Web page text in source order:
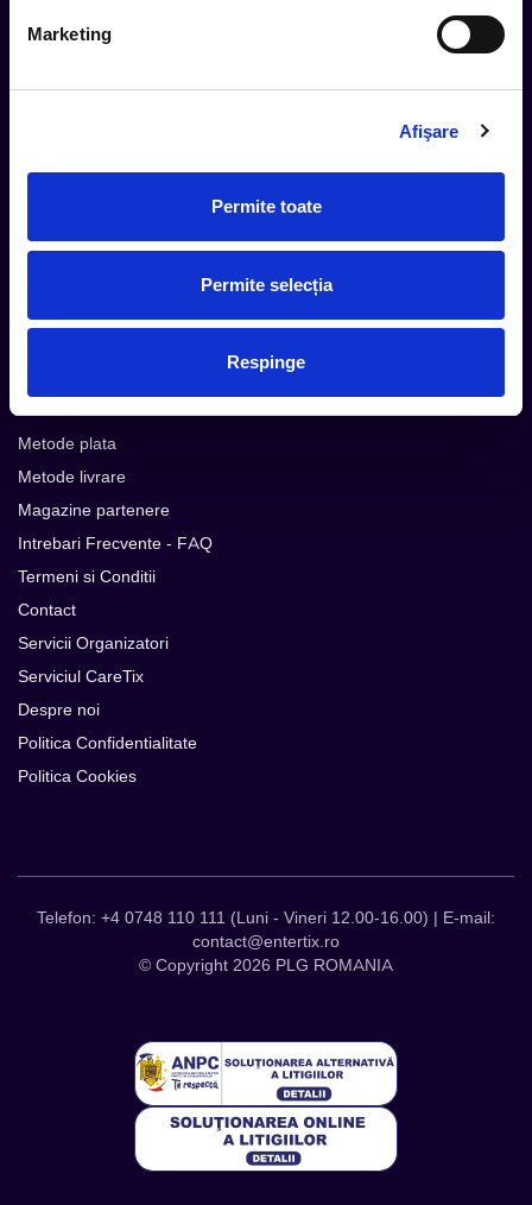
Marketing
Afişare
Permite toate
Permite selecția
Respinge
Tot ce te intereseaza, direct in
inbox.
Aboneaza-te la newsletter-ul nostru, fii primul la care ajung
Cum comand
Metode plata
Metode livrare
Magazine partenere
Intrebari Frecvente - FAQ
Termeni si Conditii
Contact
Servicii Organizatori
Serviciul CareTix
Despre noi
Politica Confidentialitate
Politica Cookies
Telefon: +4 0748 110 111 (Luni - Vineri 12.00-16.00) | E-mail:
contact@entertix.ro
© Copyright 2026 PLG ROMANIA